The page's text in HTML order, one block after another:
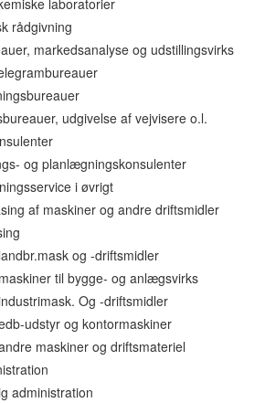
laboratorier
rådgivning
markedsanalyse og udstillingsvirks
udgivelse af vejvisere o.l.
og planlægningskonsulenter
i øvrigt
af maskiner og andre driftsmidler
og -driftsmidler
til bygge- og anlægsvirks
Og -driftsmidler
udstyr og kontormaskiner
maskiner og driftsmateriel
administration